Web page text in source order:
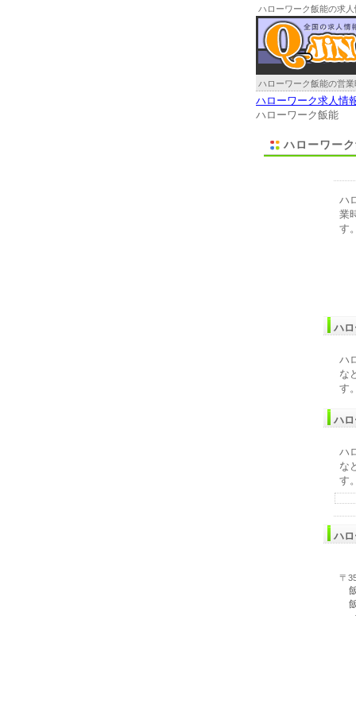
ハローワーク飯能の求人
ハローワーク飯能の営
ハローワーク求人情
ハローワーク飯能
ハローワー
ハ
業
す。
ハ
ハ
な
す。
ハ
ハ
な
す。
ハ
〒